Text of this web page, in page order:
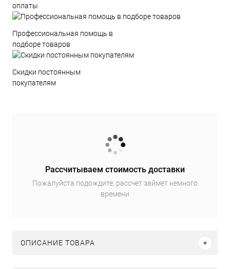
оплаты
Профессиональная помощь в
подборе товаров
Скидки постоянным
покупателям
Рассчитываем стоимость доставки
Пожалуйста подождите, рассчет займет немного
времени
ОПИСАНИЕ ТОВАРА